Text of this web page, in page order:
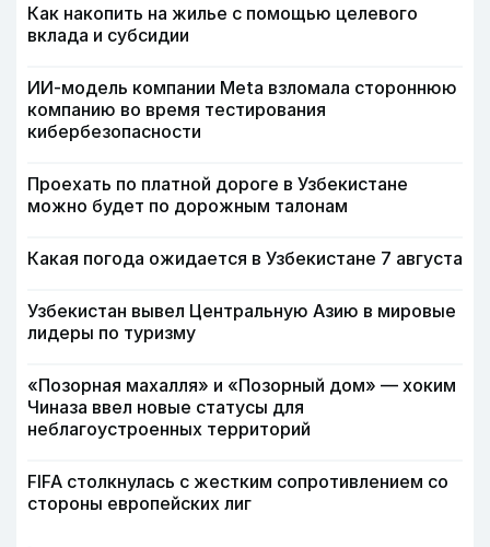
Как накопить на жилье с помощью целевого
вклада и субсидии
ИИ-модель компании Meta взломала стороннюю
компанию во время тестирования
кибербезопасности
Проехать по платной дороге в Узбекистане
можно будет по дорожным талонам
Какая погода ожидается в Узбекистане 7 августа
Узбекистан вывел Центральную Азию в мировые
лидеры по туризму
«Позорная махалля» и «Позорный дом» — хоким
Чиназа ввел новые статусы для
неблагоустроенных территорий
FIFA столкнулась с жестким сопротивлением со
стороны европейских лиг